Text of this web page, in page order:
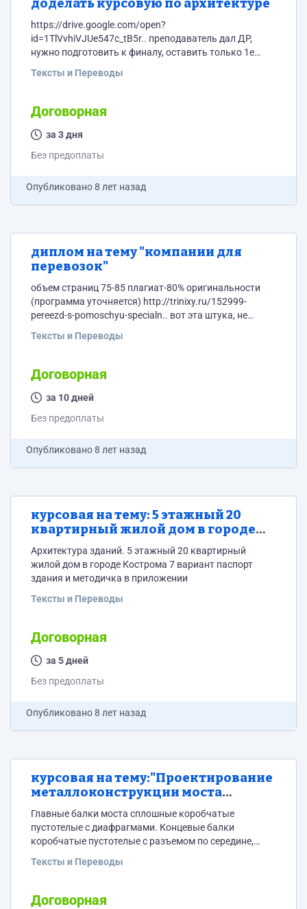
доделать курсовую по архитектуре
https://drive.google.com/open?
id=1TlVvhiVJUe547c_tB5r.. преподаватель дал ДР,
нужно подготовить к финалу, оставить только 1е
Тексты и Переводы
Договорная
за 3 дня
Без предоплаты
Опубликовано8 лет назад
диплом на тему "компании для
перевозок"
объем страниц 75-85 плагиат-80% оригинальности
(программа уточняется) http://trinixy.ru/152999-
pereezd-s-pomoschyu-specialn.. вот эта штука, не
знаю, как правильно мысль изложить ). Эти штуки
такая, что не в каждо доме есть лифты ,а где они есть,
то не всегда работают и лифты это не очень удобно,
то мы...
Тексты и Переводы
Договорная
за 10 дней
Без предоплаты
Опубликовано8 лет назад
курсовая на тему: 5 этажный 20
квартирный жилой дом в городе
Кострома
Архитектура зданий. 5 этажный 20 квартирный
жилой дом в городе Кострома 7 вариант паспорт
здания и методичка в приложении
Тексты и Переводы
Договорная
за 5 дней
Без предоплаты
Опубликовано8 лет назад
курсовая на тему:"Проектирование
металлоконструкции моста
мостового крана груз-тью 15 т.
пролетом 24 м"
Главные балки моста сплошные коробчатые
пустотелые с диафрагмами. Концевые балки
коробчатые пустотелые с разъемом по середине,
1 остальные а 4 методички нет есть учебник-
Тексты и Переводы
Договорная